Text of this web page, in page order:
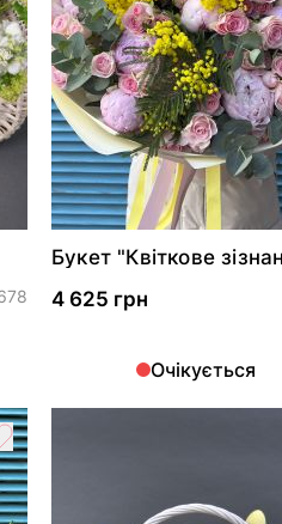
Букет "Квіткове
4 625 грн
Очікується